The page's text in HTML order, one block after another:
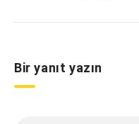
Bir yanıt yazın